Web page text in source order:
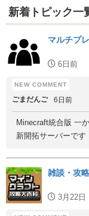
新着トピック一
マルチプ
6日前
ごまだんご 6日前
Minecraft統合版 一
新開拓サーバーで
雑談・攻
3月22日